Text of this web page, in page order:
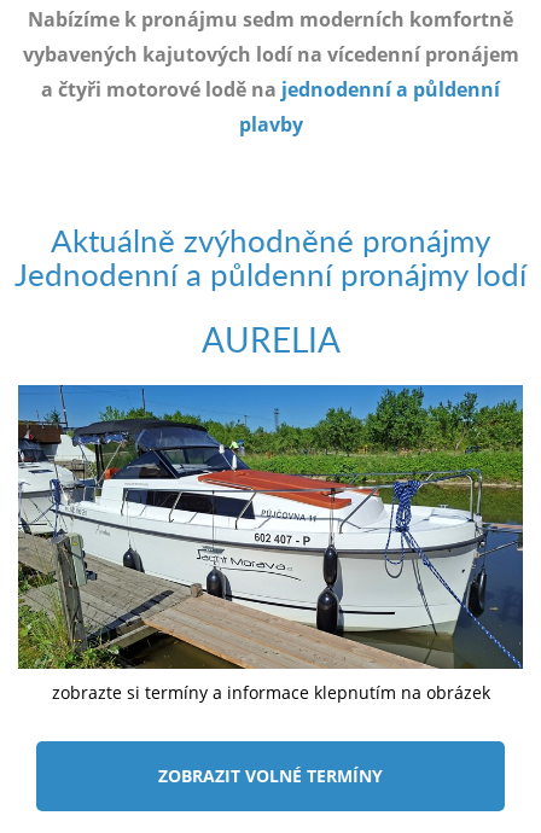
Nabízíme k pronájmu sedm moderních komfortně
vybavených kajutových lodí na vícedenní pronájem
a čtyři motorové lodě na jednodenní a půldenní
plavby
Aktuálně zvýhodněné pronájmy
Jednodenní a půldenní pronájmy lodí
AURELIA
zobrazte si termíny a informace klepnutím na obrázek
ZOBRAZIT VOLNÉ TERMÍNY
mailem.
objednat
poukaz